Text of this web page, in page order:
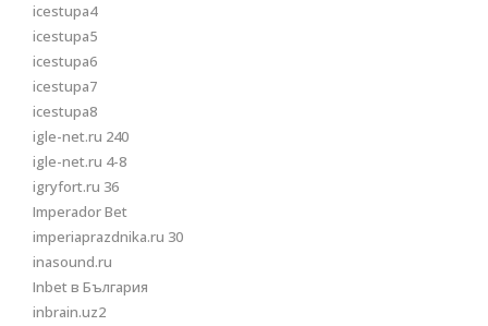
icestupa4
icestupa5
icestupa6
icestupa7
icestupa8
igle-net.ru 240
igle-net.ru 4-8
igryfort.ru 36
Imperador Bet
imperiaprazdnika.ru 30
inasound.ru
Inbet в България
inbrain.uz2